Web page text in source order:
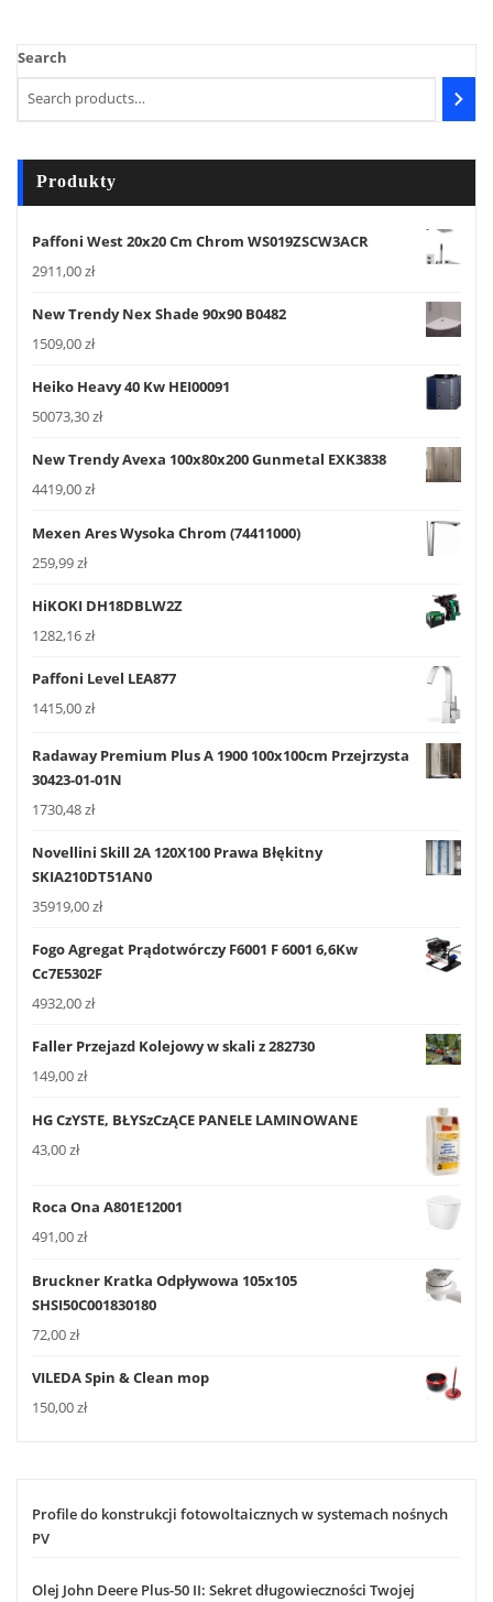
Search
Produkty
Paffoni West 20x20 Cm Chrom WS019ZSCW3ACR
2911,00zł
New Trendy Nex Shade 90x90 B0482
1509,00zł
Heiko Heavy 40 Kw HEI00091
50073,30zł
New Trendy Avexa 100x80x200 Gunmetal EXK3838
4419,00zł
Mexen Ares Wysoka Chrom (74411000)
259,99zł
HiKOKI DH18DBLW2Z
1282,16zł
Paffoni Level LEA877
1415,00zł
Radaway Premium Plus A 1900 100x100cm Przejrzysta
30423-01-01N
1730,48zł
Novellini Skill 2A 120X100 Prawa Błękitny
SKIA210DT51AN0
35919,00zł
Fogo Agregat Prądotwórczy F6001 F 6001 6,6Kw
Cc7E5302F
4932,00zł
Faller Przejazd Kolejowy w skali z 282730
149,00zł
HG CzYSTE, BŁYSzCzĄCE PANELE LAMINOWANE
43,00zł
Roca Ona A801E12001
491,00zł
Bruckner Kratka Odpływowa 105x105
SHSI50C001830180
72,00zł
VILEDA Spin & Clean mop
150,00zł
Profile do konstrukcji fotowoltaicznych w systemach nośnych
PV
Olej John Deere Plus-50 II: Sekret długowieczności Twojej